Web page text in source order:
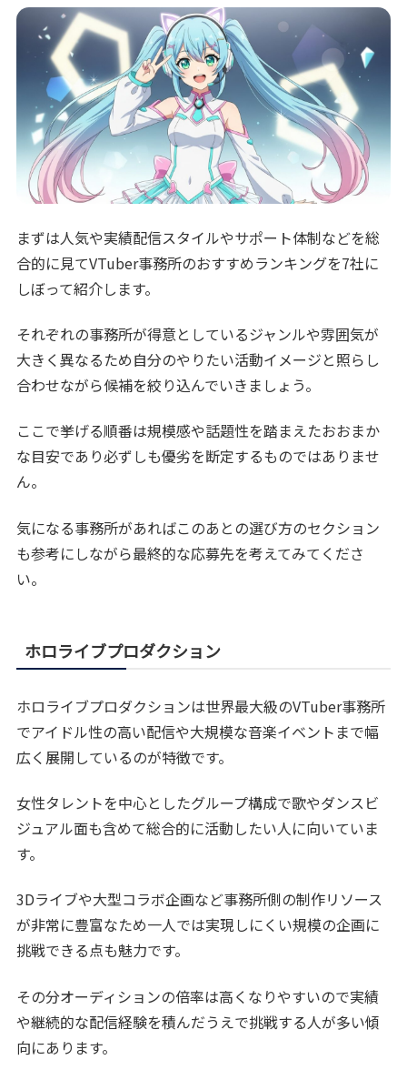
まずは人気や実績配信スタイルやサポート体制などを総
合的に見てVTuber事務所のおすすめランキングを7社に
しぼって紹介します。
それぞれの事務所が得意としているジャンルや雰囲気が
大きく異なるため自分のやりたい活動イメージと照らし
合わせながら候補を絞り込んでいきましょう。
ここで挙げる順番は規模感や話題性を踏まえたおおまか
な目安であり必ずしも優劣を断定するものではありませ
ん。
気になる事務所があればこのあとの選び方のセクション
も参考にしながら最終的な応募先を考えてみてくださ
い。
ホロライブプロダクション
ホロライブプロダクションは世界最大級のVTuber事務所
でアイドル性の高い配信や大規模な音楽イベントまで幅
広く展開しているのが特徴です。
女性タレントを中心としたグループ構成で歌やダンスビ
ジュアル面も含めて総合的に活動したい人に向いていま
す。
3Dライブや大型コラボ企画など事務所側の制作リソース
が非常に豊富なため一人では実現しにくい規模の企画に
挑戦できる点も魅力です。
その分オーディションの倍率は高くなりやすいので実績
や継続的な配信経験を積んだうえで挑戦する人が多い傾
向にあります。